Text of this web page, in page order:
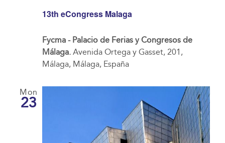
13th eCongress Malaga
Fycma - Palacio de Ferias y Congresos de
Málaga. Avenida Ortega y Gasset, 201,
Málaga, Málaga, España
Mon
23